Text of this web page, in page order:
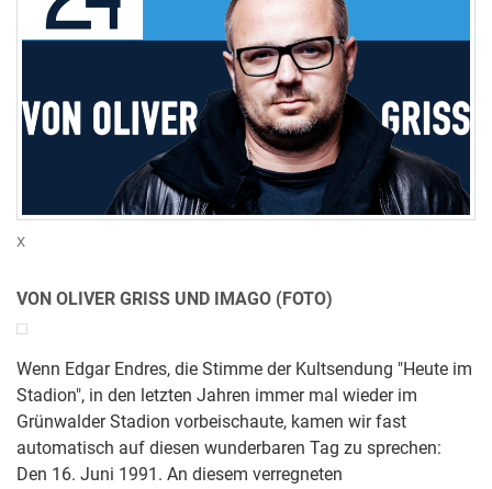
X
VON OLIVER GRISS UND IMAGO (FOTO)
Wenn Edgar Endres, die Stimme der Kultsendung "Heute im
Stadion", in den letzten Jahren immer mal wieder im
Grünwalder Stadion vorbeischaute, kamen wir fast
automatisch auf diesen wunderbaren Tag zu sprechen:
Den 16. Juni 1991. An diesem verregneten